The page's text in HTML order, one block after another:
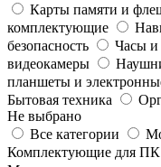
Карты памяти и
комплектующие
безопасность
Часы и
видеокамеры
планшеты и
Бытовая техника
Не выбрано
Все категории
Комплектующие для ПК